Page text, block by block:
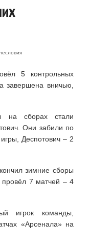
5 контрольных
завершена вничью,
на сборах стали
Они забили по
Деспотович – 2
зимние сборы
провёл 7 матчей – 4
игрок команды,
«Арсенала» на